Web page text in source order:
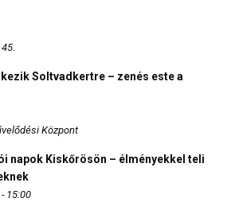
Soltvadkertre – zenés este a
Központ
napok Kiskőrösön – élményekkel teli
15:00